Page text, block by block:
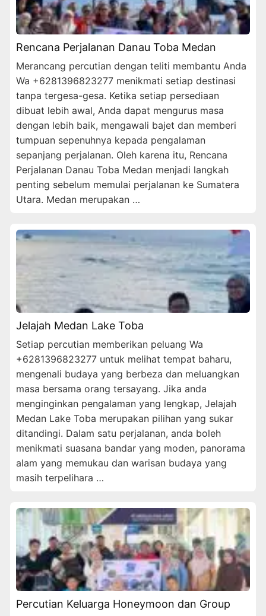
Rencana Perjalanan Danau Toba Medan
Merancang percutian dengan teliti membantu Anda
Wa +6281396823277 menikmati setiap destinasi
tanpa tergesa-gesa. Ketika setiap persediaan
dibuat lebih awal, Anda dapat mengurus masa
dengan lebih baik, mengawali bajet dan memberi
tumpuan sepenuhnya kepada pengalaman
sepanjang perjalanan. Oleh karena itu, Rencana
Perjalanan Danau Toba Medan menjadi langkah
penting sebelum memulai perjalanan ke Sumatera
Utara. Medan merupakan …
Jelajah Medan Lake Toba
Setiap percutian memberikan peluang Wa
+6281396823277 untuk melihat tempat baharu,
mengenali budaya yang berbeza dan meluangkan
masa bersama orang tersayang. Jika anda
menginginkan pengalaman yang lengkap, Jelajah
Medan Lake Toba merupakan pilihan yang sukar
ditandingi. Dalam satu perjalanan, anda boleh
menikmati suasana bandar yang moden, panorama
alam yang memukau dan warisan budaya yang
masih terpelihara …
Percutian Keluarga Honeymoon dan Group